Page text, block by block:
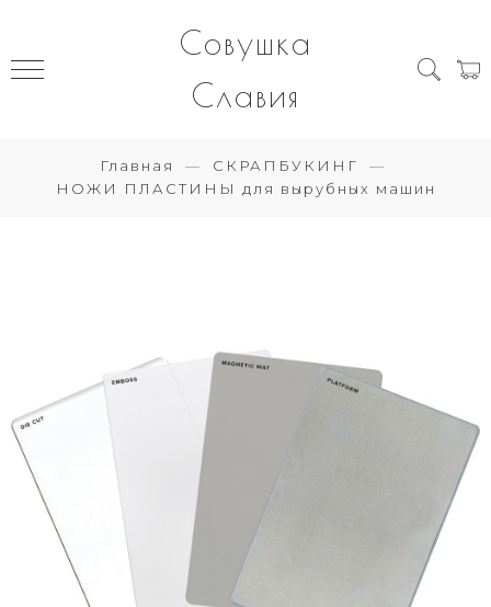
Совушка
Славия
Главная
СКРАПБУКИНГ
НОЖИ ПЛАСТИНЫ для вырубных машин